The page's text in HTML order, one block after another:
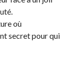
où
secret pour qui